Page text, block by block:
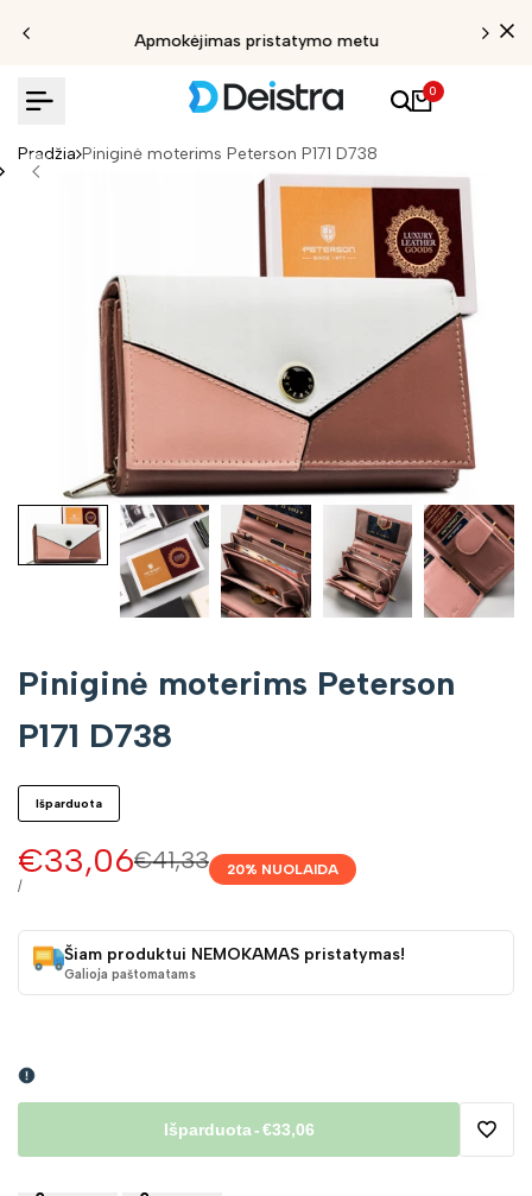
Apmokėjimas pristatymo metu
0
Pradžia Piniginė moterims Peterson P171 D738
Piniginė moterims Peterson
P171 D738
Išparduota
Įprasta
€41,33
Pardavimo
kaina
€33,06
VIENETO
/
20% NUOLAIDA
Šiam produktui NEMOKAMAS pristatymas!
Galioja paštomatams
Išparduota-€33,06